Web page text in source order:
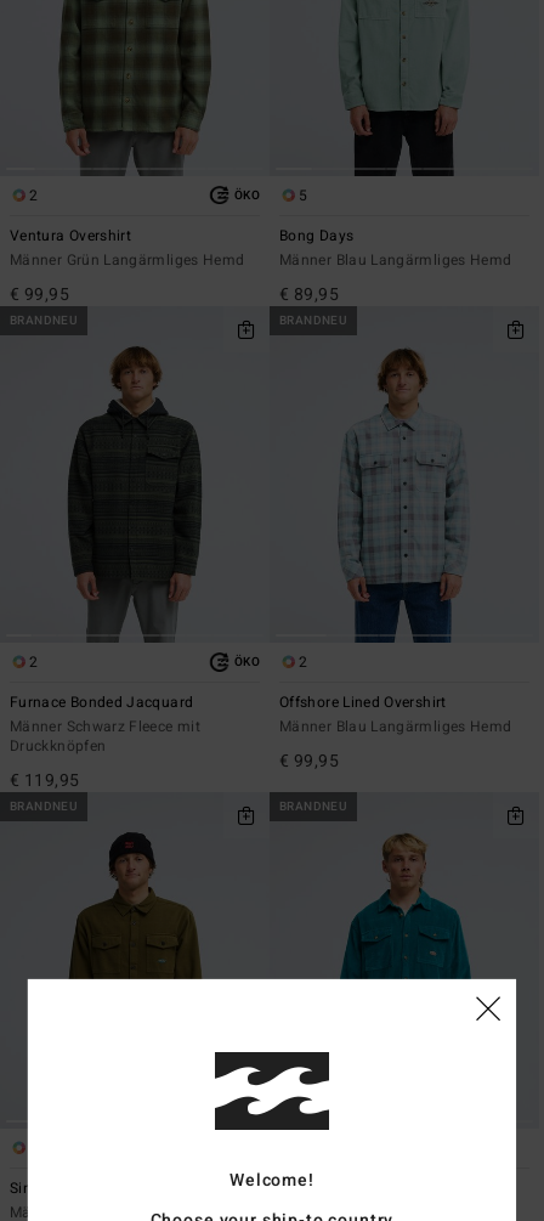
2 ÖKO
Ventura Overshirt
Männer Grün Langärmliges Hemd
€ 99,95
5
Bong Days
Männer Blau Langärmliges Hemd
€ 89,95
BRANDNEU
2 ÖKO
Furnace Bonded Jacquard
Männer Schwarz Fleece mit
Druckknöpfen
€ 119,95
BRANDNEU
2
Offshore Lined Overshirt
Männer Blau Langärmliges Hemd
€ 99,95
BRANDNEU
Since 73 Del Mar Flannel
Männer Braun Langärmliges Hemd
BRANDNEU
Since 73 Bong Days
Männer Blau Langärmliges Hemd
Welcome!